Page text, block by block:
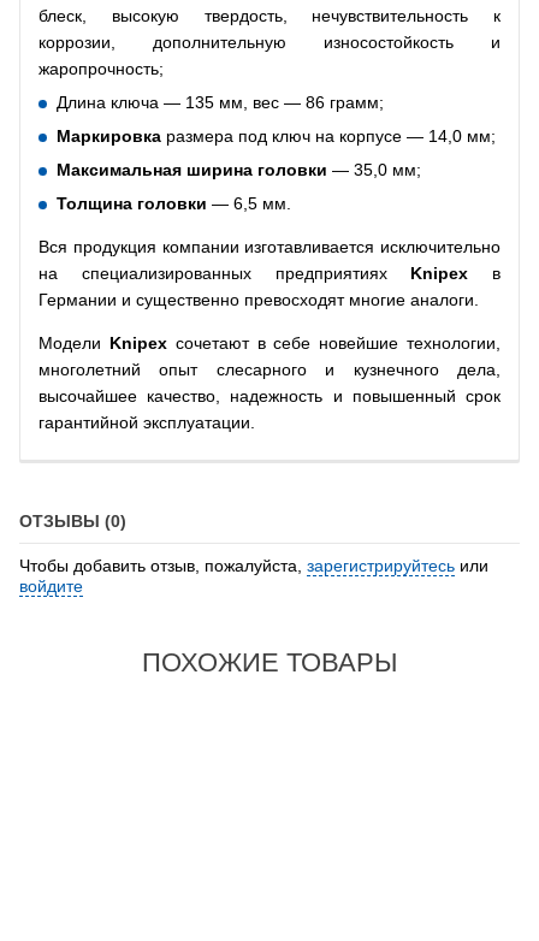
блеск, высокую твердость, нечувствительность к
коррозии, дополнительную износостойкость и
жаропрочность;
Длина ключа — 135 мм, вес — 86 грамм;
Маркировка размера под ключ на корпусе — 14,0 мм;
Максимальная ширина головки — 35,0 мм;
Толщина головки — 6,5 мм.
Вся продукция компании изготавливается исключительно
на специализированных предприятиях Knipex в
Германии и существенно превосходят многие аналоги.
Модели Knipexсочетают в себе новейшие технологии,
многолетний опыт слесарного и кузнечного дела,
высочайшее качество, надежность и повышенный срок
гарантийной эксплуатации.
ОТЗЫВЫ (0)
Чтобы добавить отзыв, пожалуйста, зарегистрируйтесь или
войдите
ПОХОЖИЕ ТОВАРЫ